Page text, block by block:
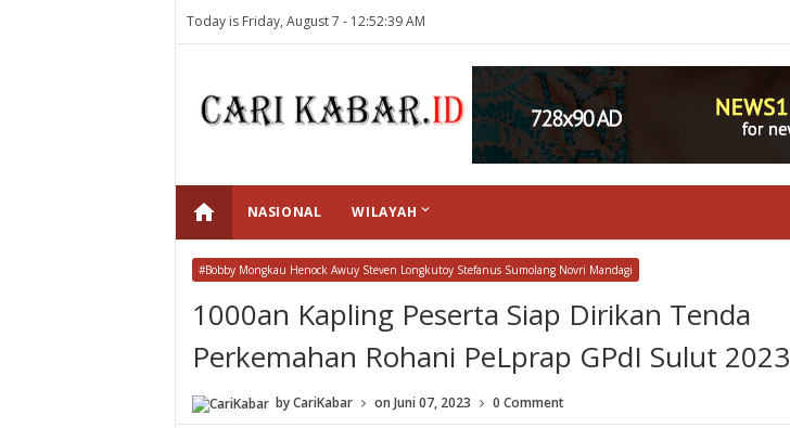
Today is Friday, August 7 - 12:52:39 AM
home NASIONAL WILAYAH keyboard_arrow_down
#Bobby Mongkau Henock Awuy Steven Longkutoy Stefanus Sumolang Novri Mandagi
1000an Kapling Peserta Siap Dirikan Tenda
Perkemahan Rohani PeLprap GPdI Sulut 2023
byCariKabar on Juni 07, 2023 0 Comment